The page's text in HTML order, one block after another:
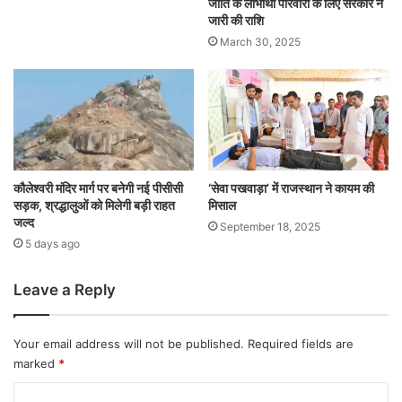
जारी की राशि
March 30, 2025
कौलेश्वरी मंदिर मार्ग पर बनेगी नई पीसीसी
सड़क, श्रद्धालुओं को मिलेगी बड़ी राहत
जल्द
5 days ago
‘सेवा पखवाड़ा’ में राजस्थान ने कायम की
मिसाल
September 18, 2025
Leave a Reply
Your email address will not be published. Required fields are
marked *